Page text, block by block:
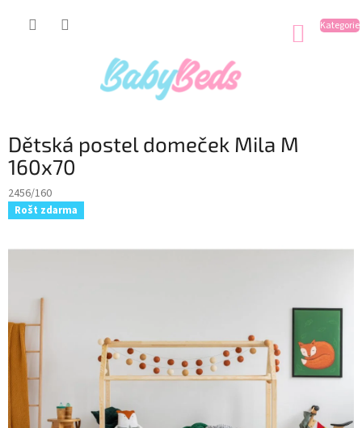
Dětská postel domeček Mila M
160x70
2456/160
Rošt zdarma